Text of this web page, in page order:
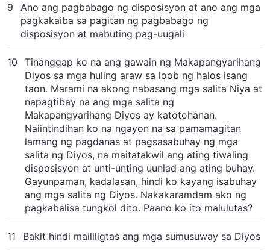
9
Ano ang pagbabago ng disposisyon at ano ang mga
pagkakaiba sa pagitan ng pagbabago ng
disposisyon at mabuting pag-uugali
10
Tinanggap ko na ang gawain ng Makapangyarihang
Diyos sa mga huling araw sa loob ng halos isang
taon. Marami na akong nabasang mga salita Niya at
napagtibay na ang mga salita ng
Makapangyarihang Diyos ay katotohanan.
Naiintindihan ko na ngayon na sa pamamagitan
lamang ng pagdanas at pagsasabuhay ng mga
salita ng Diyos, na maitatakwil ang ating tiwaling
disposisyon at unti-unting uunlad ang ating buhay.
Gayunpaman, kadalasan, hindi ko kayang isabuhay
ang mga salita ng Diyos. Nakakaramdam ako ng
pagkabalisa tungkol dito. Paano ko ito malulutas?
11 Bakit hindi maililigtas ang mga sumusuway sa Diyos